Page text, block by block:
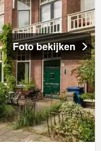
Foto bekijken